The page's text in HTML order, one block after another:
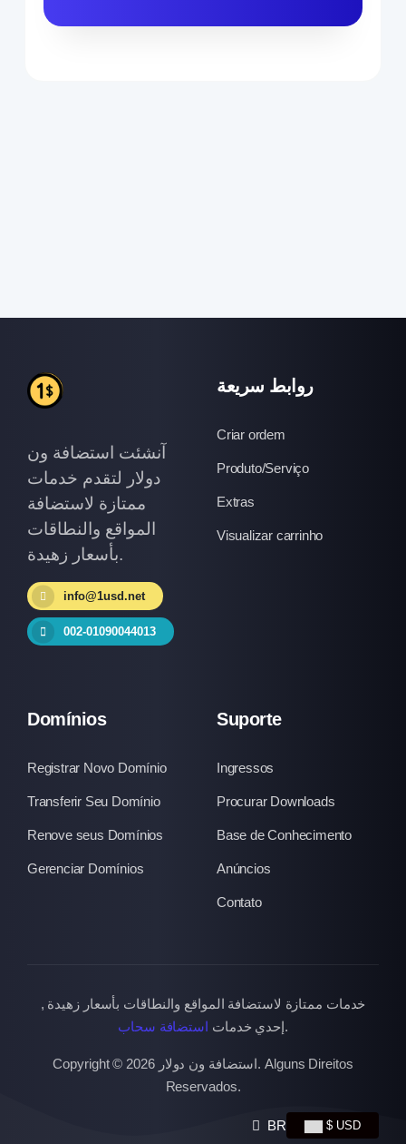
آنشئت استضافة ون
دولار لتقدم خدمات
ممتازة لاستضافة
المواقع والنطاقات
بأسعار زهيدة.
info@1usd.net
002-01090044013
روابط سريعة
Criar ordem
Produto/Serviço
Extras
Visualizar carrinho
Domínios
Registrar Novo Domínio
Transferir Seu Domínio
Renove seus Domínios
Gerenciar Domínios
Suporte
Ingressos
Procurar Downloads
Base de Conhecimento
Anúncios
Contato
خدمات ممتازة لاستضافة المواقع والنطاقات بأسعار زهيدة ,
إحدي خدمات استضافة سحاب .
Copyright © 2026 استضافة ون دولار. Alguns Direitos
Reservados.
BR $ USD